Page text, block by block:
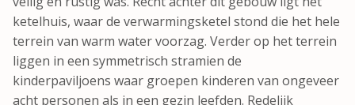
ketelhuis, waar de verwarmingsketel stond die het hele
terrein van warm water voorzag. Verder op het terrein
liggen in een symmetrisch stramien de
kinderpaviljoens waar groepen kinderen van ongeveer
acht personen als in een gezin leefden. Redelijk